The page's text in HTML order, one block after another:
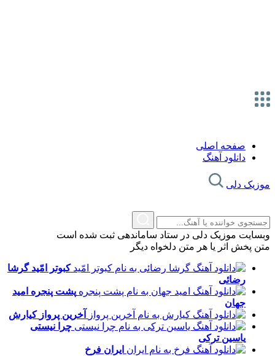
صفحه اصلی
دانلود آهنگ
موزیک دلی
وبسایت موزیک دلی در ستاد ساماندهی ثبت شده است
متن پخش اثر یا هر متن دلخواه دیگر
کبوتر امّید گرشا
رضائی
پشت پنجره امید
جهان
آخرین پرواز کیارش
چرا نیستی
یاسین ترکی
ایران فرخ